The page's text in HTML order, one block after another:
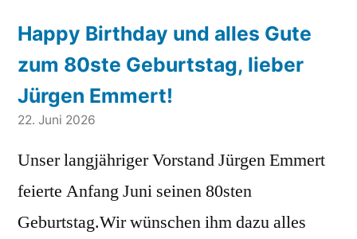
Happy Birthday und alles Gute
zum 80ste Geburtstag, lieber
Jürgen Emmert!
22. Juni 2026
Unser langjähriger Vorstand Jürgen Emmert
feierte Anfang Juni seinen 80sten
Geburtstag.Wir wünschen ihm dazu alles